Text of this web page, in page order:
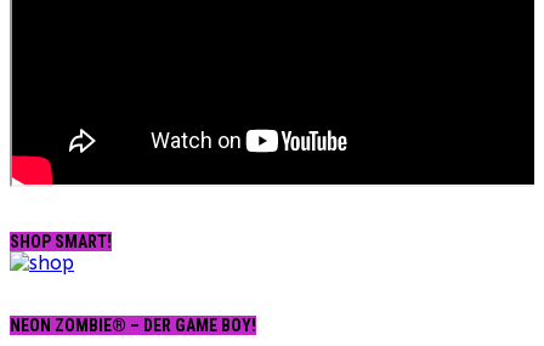
SHOP SMART!
NEON ZOMBIE® – DER GAME BOY!